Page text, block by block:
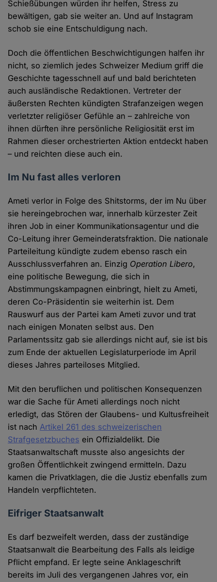
Schießübungen würden ihr helfen, Stress zu
bewältigen, gab sie weiter an. Und auf Instagram
schob sie eine Entschuldigung nach.
Doch die öffentlichen Beschwichtigungen halfen ihr
nicht, so ziemlich jedes Schweizer Medium griff die
Geschichte tagesschnell auf und bald berichteten
auch ausländische Redaktionen. Vertreter der
äußersten Rechten kündigten Strafanzeigen wegen
verletzter religiöser Gefühle an – zahlreiche von
ihnen dürften ihre persönliche Religiosität erst im
Rahmen dieser orchestrierten Aktion entdeckt haben
– und reichten diese auch ein.
Im Nu fast alles verloren
Ameti verlor in Folge des Shitstorms, der im Nu über
sie hereingebrochen war, innerhalb kürzester Zeit
ihren Job in einer Kommunikationsagentur und die
Co-Leitung ihrer Gemeinderatsfraktion. Die nationale
Parteileitung kündigte zudem ebenso rasch ein
Ausschlussverfahren an. Einzig Operation Libero,
eine politische Bewegung, die sich in
Abstimmungskampagnen einbringt, hielt zu Ameti,
deren Co-Präsidentin sie weiterhin ist. Dem
Rauswurf aus der Partei kam Ameti zuvor und trat
nach einigen Monaten selbst aus. Den
Parlamentssitz gab sie allerdings nicht auf, sie ist bis
zum Ende der aktuellen Legislaturperiode im April
dieses Jahres parteiloses Mitglied.
Mit den beruflichen und politischen Konsequenzen
war die Sache für Ameti allerdings noch nicht
erledigt, das Stören der Glaubens- und Kultusfreiheit
ist nachArtikel 261 des schweizerischen
Strafgesetzbuches ein Offizialdelikt. Die
Staatsanwaltschaft musste also angesichts der
großen Öffentlichkeit zwingend ermitteln. Dazu
kamen die Privatklagen, die die Justiz ebenfalls zum
Handeln verpflichteten.
Eifriger Staatsanwalt
Es darf bezweifelt werden, dass der zuständige
Staatsanwalt die Bearbeitung des Falls als leidige
Pflicht empfand. Er legte seine Anklageschrift
bereits im Juli des vergangenen Jahres vor, ein